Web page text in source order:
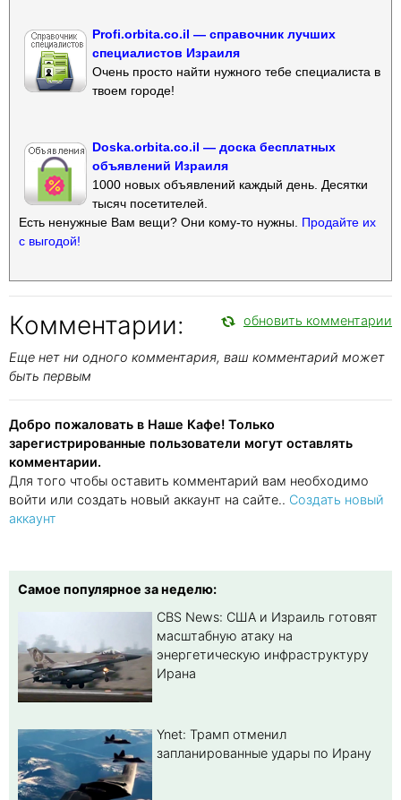
Profi.orbita.co.il — справочник лучших
специалистов Израиля
Очень просто найти нужного тебе специалиста в
твоем городе!
Doska.orbita.co.il — доска бесплатных
объявлений Израиля
1000 новых объявлений каждый день. Десятки
тысяч посетителей.
Есть ненужные Вам вещи? Они кому-то нужны. Продайте их
с выгодой!
Комментарии: обновить комментарии
Еще нет ни одного комментария, ваш комментарий может
быть первым
Добро пожаловать в Наше Кафе! Только
зарегистрированные пользователи могут оставлять
комментарии.
Для того чтобы оставить комментарий вам необходимо
войти или создать новый аккаунт на сайте.. Создать новый
аккаунт
Самое популярное за неделю:
CBS News: США и Израиль готовят
масштабную атаку на
энергетическую инфраструктуру
Ирана
Ynet: Трамп отменил
запланированные удары по Ирану